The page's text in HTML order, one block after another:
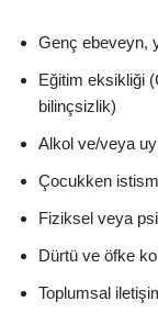
Genç ebeveyn,
Eğitim eksikliği
bilinçsizlik)
Alkol ve/veya
Çocukken
Fiziksel veya
Dürtü ve öfke
Toplumsal